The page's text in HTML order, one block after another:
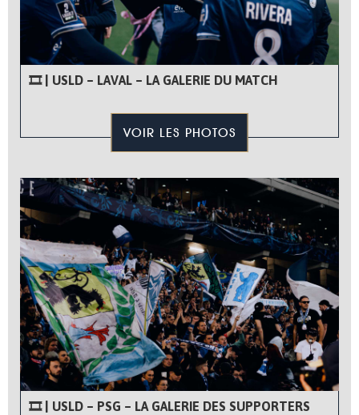
🎞 | USLD – LAVAL – LA GALERIE DU MATCH
VOIR LES PHOTOS
🎞 | USLD – PSG – LA GALERIE DES SUPPORTERS